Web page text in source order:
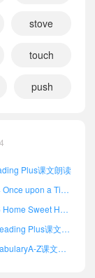
stove
touch
push
课文朗读
Plus课文朗读
鲁教版五四制七年级下册Unit 4 Once upon a Time课文朗读
鲁教版五四制六年级下册Unit 6 Home Sweet Home课文朗读
鲁教版五四制九年级全一册Reading Plus课文朗读
鲁教版五四制八年级下册VocabularyA-Z课文朗读
鲁教版五四制七年级下册Unit 7 Avoid Danger, Keep Safe课文朗读